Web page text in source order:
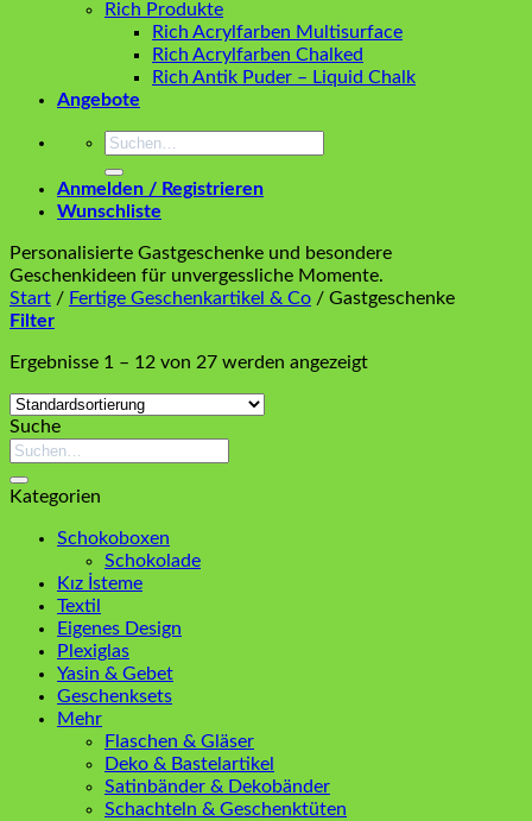
Rich Produkte
Rich Acrylfarben Multisurface
Rich Acrylfarben Chalked
Rich Antik Puder – Liquid Chalk
Angebote
Suchen
Anmelden / Registrieren
Wunschliste
Personalisierte Gastgeschenke und besondere
Geschenkideen für unvergessliche Momente.
Start / Fertige Geschenkartikel & Co / Gastgeschenke
Filter
Ergebnisse 1 – 12 von 27 werden angezeigt
Suche
Suchen
Kategorien
Schokoboxen
Schokolade
Kız İsteme
Textil
Eigenes Design
Plexiglas
Yasin & Gebet
Geschenksets
Mehr
Flaschen & Gläser
Deko & Bastelartikel
Satinbänder & Dekobänder
Schachteln & Geschenktüten